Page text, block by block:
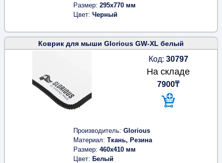
Размер 295x770 мм
Цвет Черный
Коврик для мыши Glorious GW-XL белый
Код: 30797
На складе
7900₸
Производитель Glorious
Материал Ткань, Резина
Размер 460x410 мм
Цвет
Белый